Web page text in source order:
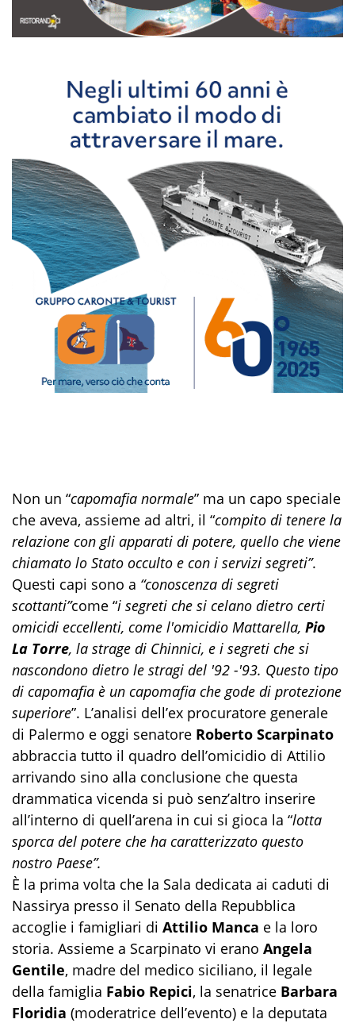
Non un “capomafia normale” ma un capo speciale
che aveva, assieme ad altri, il “compito di tenere la
relazione con gli apparati di potere, quello che viene
chiamato lo Stato occulto e con i servizi segreti”.
Questi capi sono a “conoscenza di segreti
scottanti”come “i segreti che si celano dietro certi
omicidi eccellenti, come l'omicidio Mattarella, Pio
La Torre, la strage di Chinnici, e i segreti che si
nascondono dietro le stragi del '92 -'93. Questo tipo
di capomafia è un capomafia che gode di protezione
superiore”. L’analisi dell’ex procuratore generale
di Palermo e oggi senatore Roberto Scarpinato
abbraccia tutto il quadro dell’omicidio di Attilio
arrivando sino alla conclusione che questa
drammatica vicenda si può senz’altro inserire
all’interno di quell’arena in cui si gioca la “lotta
sporca del potere che ha caratterizzato questo
nostro Paese”.
È la prima volta che la Sala dedicata ai caduti di
Nassirya presso il Senato della Repubblica
accoglie i famigliari di Attilio Manca e la loro
storia. Assieme a Scarpinato vi erano Angela
Gentile, madre del medico siciliano, il legale
della famiglia Fabio Repici, la senatrice Barbara
Floridia (moderatrice dell’evento) e la deputata